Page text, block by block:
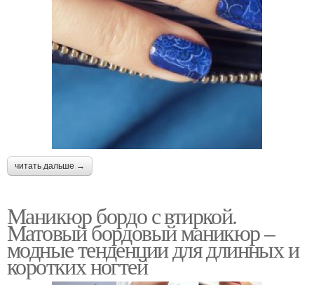
читать дальше →
Маникюр бордо с втиркой.
Матовый бордовый маникюр –
модные тенденции для длинных и
коротких ногтей